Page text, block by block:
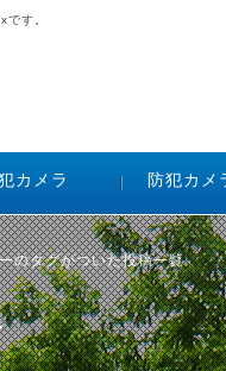
す。
カメラ 防犯カメ
のタグがついた投稿一覧